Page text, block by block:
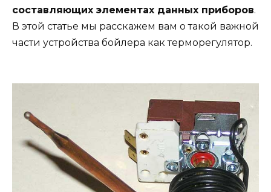
составляющих элементах данных приборов.
В этой статье мы расскажем вам о такой важной
части устройства бойлера как терморегулятор.